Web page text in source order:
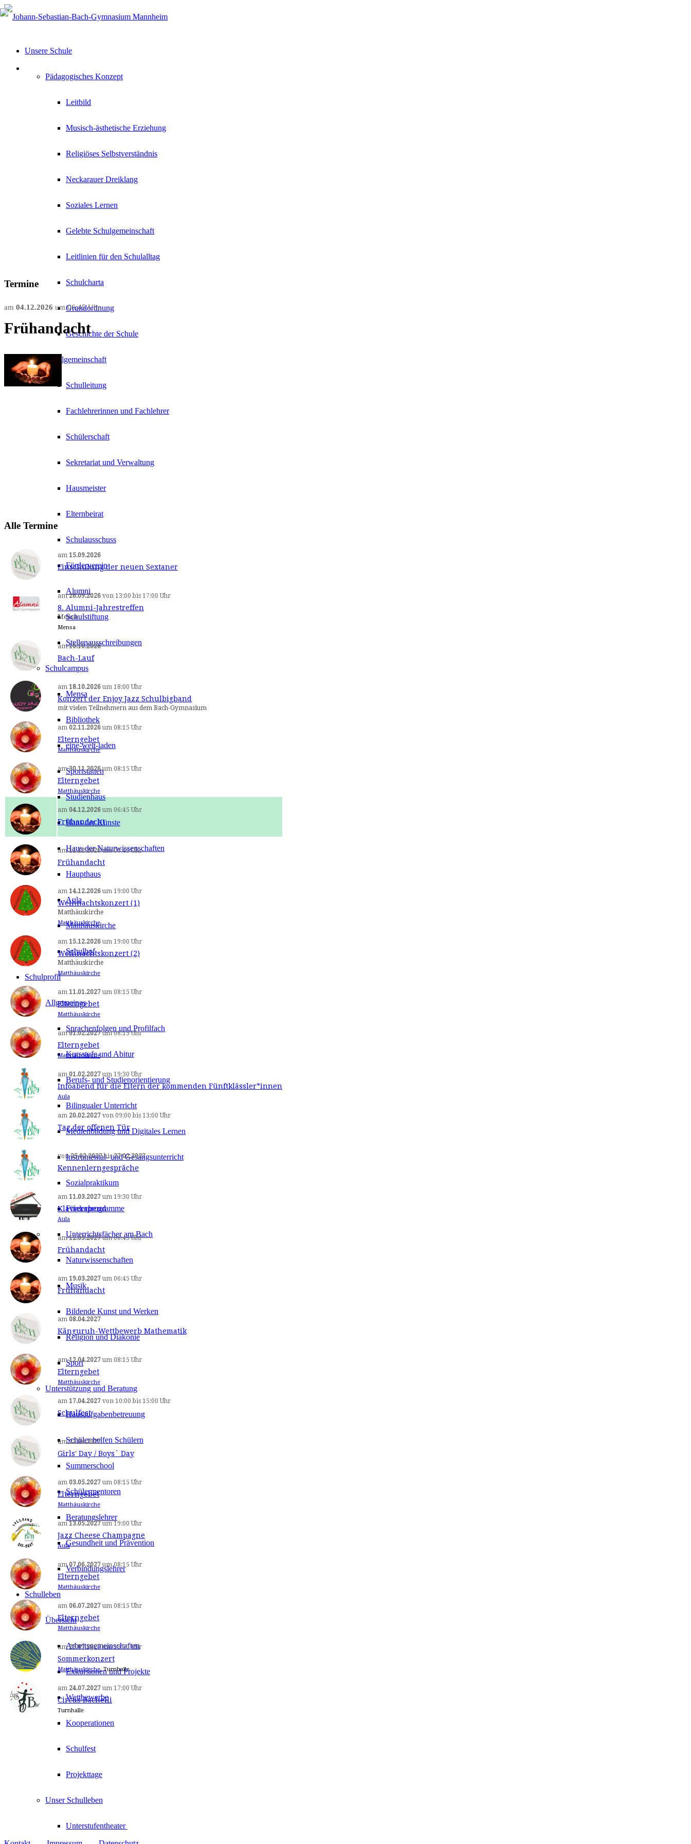
Unsere Schule
Pädagogisches Konzept
Leitbild
Musisch-ästhetische Erziehung
Religiöses Selbstverständnis
Neckarauer Dreiklang
Soziales Lernen
Gelebte Schulgemeinschaft
Leitlinien für den Schulalltag
Schulcharta
Grundordnung
Geschichte der Schule
Schulgemeinschaft
Schulleitung
Fachlehrerinnen und Fachlehrer
Schülerschaft
Sekretariat und Verwaltung
Hausmeister
Elternbeirat
Schulausschuss
Förderverein
Alumni
Schulstiftung
Stellenausschreibungen
Schulcampus
Mensa
Bibliothek
eine-welt-laden
Sportstätten
Studienhaus
Haus der Künste
Haus der Naturwissenschaften
Haupthaus
Aula
Matthäuskirche
Schulhof
Schulprofil
Allgemeines
Sprachenfolgen und Profilfach
Kursstufe und Abitur
Berufs- und Studienorientierung
Bilingualer Unterricht
Medienbildung und Digitales Lernen
Instrumental- und Gesangsunterricht
Sozialpraktikum
Förderprogramme
Unterrichtsfächer am Bach
Naturwissenschaften
Musik
Bildende Kunst und Werken
Religion und Diakonie
Sport
Unterstützung und Beratung
Hausaufgabenbetreuung
Schüler helfen Schülern
Summerschool
Schülermentoren
Beratungslehrer
Gesundheit und Prävention
Verbindungslehrer
Schulleben
Übersicht
Arbeitsgemeinschaften
Exkursionen und Projekte
Wettbewerbe
Kooperationen
Schulfest
Projekttage
Unser Schulleben
Unterstufentheater
Termine
am 04.12.2026 um06:45 Uhr
Frühandacht
Alle Termine
am 15.09.2026
Einschulung der neuen Sextaner
am 26.09.2026 von 13:00bis 17:00 Uhr
8. Alumni-Jahrestreffen
Mensa
Mensa
am 10.10.2026
Bach-Lauf
am 18.10.2026 um 18:00 Uhr
Konzert der Enjoy Jazz Schulbigband
mit vielen Teilnehmern aus dem Bach-Gymnasium
am 02.11.2026 um 08:15 Uhr
Elterngebet
Matthäuskirche
am 30.11.2026 um 08:15 Uhr
Elterngebet
Matthäuskirche
am 04.12.2026 um 06:45 Uhr
Frühandacht
am 11.12.2026 um06:45 Uhr
Frühandacht
am 14.12.2026 um 19:00 Uhr
Weihnachtskonzert (1)
Matthäuskirche
Matthäuskirche
am 15.12.2026 um 19:00 Uhr
Weihnachtskonzert (2)
Matthäuskirche
Matthäuskirche
am 11.01.2027 um 08:15 Uhr
Elterngebet
Matthäuskirche
am 01.02.2027 um08:15 Uhr
Elterngebet
Matthäuskirche
am 01.02.2027 um 19:30 Uhr
Infoabend für die Eltern der kommenden Fünftklässler*innen
Aula
am 20.02.2027 von 09:00bis 13:00 Uhr
Tag der offenen Tür
von 25.02.2027 bis 27.02.2027
Kennenlerngespräche
am 11.03.2027 um 19:30 Uhr
Klavierabend
Aula
am 12.03.2027 um06:45 Uhr
Frühandacht
am 19.03.2027 um 06:45 Uhr
Frühandacht
am 08.04.2027
Känguruh-Wettbewerb Mathematik
am 12.04.2027 um 08:15 Uhr
Elterngebet
Matthäuskirche
am 17.04.2027 von 10:00bis 15:00 Uhr
Schulfest
am 22.04.2027
Girls' Day / Boys` Day
am 03.05.2027 um 08:15 Uhr
Elterngebet
Matthäuskirche
am 13.05.2027 um 19:00 Uhr
Jazz Cheese Champagne
Aula
am 07.06.2027 um08:15 Uhr
Elterngebet
Matthäuskirche
am 06.07.2027 um 08:15 Uhr
Elterngebet
Matthäuskirche
am 23.07.2027 um19:00 Uhr
Sommerkonzert
Matthäuskirche, Turnhalle
am 24.07.2027 um 17:00 Uhr
Circus Bachelli
Turnhalle